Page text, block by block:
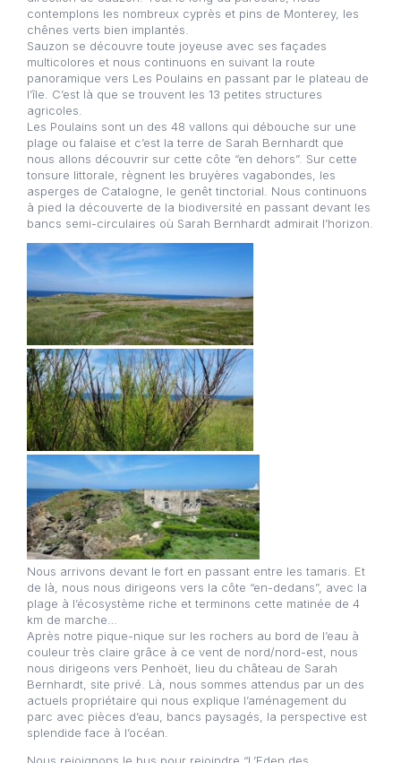
contemplons les nombreux cyprès et pins de Monterey, les
chênes verts bien implantés.
Sauzon se découvre toute joyeuse avec ses façades
multicolores et nous continuons en suivant la route
panoramique vers Les Poulains en passant par le plateau de
l’île. C’est là que se trouvent les 13 petites structures
agricoles.
Les Poulains sont un des 48 vallons qui débouche sur une
plage ou falaise et c’est la terre de Sarah Bernhardt que
nous allons découvrir sur cette côte “en dehors”. Sur cette
tonsure littorale, règnent les bruyères vagabondes, les
asperges de Catalogne, le genêt tinctorial. Nous continuons
à pied la découverte de la biodiversité en passant devant les
bancs semi-circulaires où Sarah Bernhardt admirait l’horizon.
Nous arrivons devant le fort en passant entre les tamaris. Et
de là, nous nous dirigeons vers la côte “en-dedans”, avec la
plage à l’écosystème riche et terminons cette matinée de 4
km de marche…
Après notre pique-nique sur les rochers au bord de l’eau à
couleur très claire grâce à ce vent de nord/nord-est, nous
nous dirigeons vers Penhoët, lieu du château de Sarah
Bernhardt, site privé. Là, nous sommes attendus par un des
actuels propriétaire qui nous explique l’aménagement du
parc avec pièces d’eau, bancs paysagés, la perspective est
splendide face à l’océan.
Nous rejoignons le bus pour rejoindre “L’Eden des